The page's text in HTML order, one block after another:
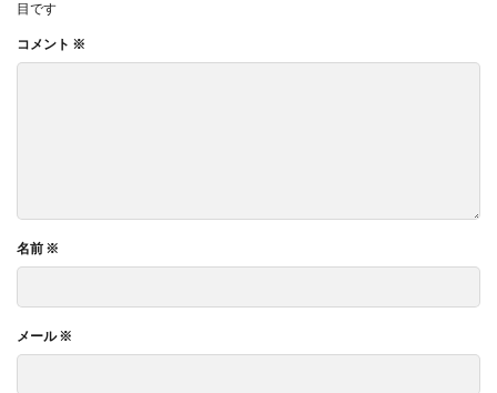
目です
コメント ※
名前 ※
メール※